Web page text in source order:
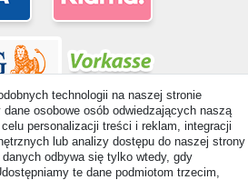
prawa zastrzezone. - All rights
technologii na naszej stronie
osobowe osób odwiedzających naszą
personalizacji treści i reklam, integracji
lub analizy dostępu do naszej strony
odbywa się tylko wtedy, gdy
te dane podmiotom trzecim,